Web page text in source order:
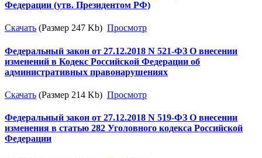
Федерации (утв. Президентом РФ)
Скачать (Размер 247 Kb) Просмотр
Федеральный закон от 27.12.2018 N 521-ФЗ О внесении
изменений в Кодекс Российской Федерации об
административных правонарушениях
Скачать (Размер 214 Kb) Просмотр
Федеральный закон от 27.12.2018 N 519-ФЗ О внесении
изменения в статью 282 Уголовного кодекса Российской
Федерации